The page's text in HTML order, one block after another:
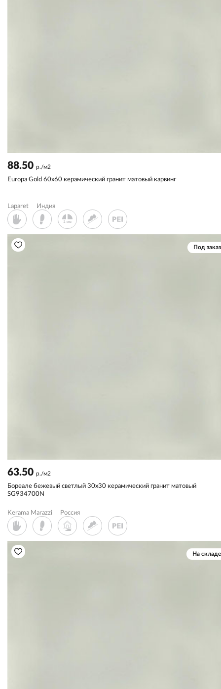
88.50 р./м2
Europa Gold 60x60 керамический гранит матовый карвинг
Laparet Индия
Под заказ
63.50 р./м2
Бореале бежевый светлый 30x30 керамический гранит матовый
SG934700N
Kerama Marazzi Россия
На складе